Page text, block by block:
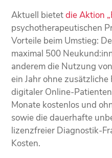
Aktuell bietetdie Aktion
psychotherapeutischen
Vorteile beim Umstieg:
maximal 500
anderem die Nutzung
ein Jahr ohne
digitaler Online-
Monate kostenlos und
sowie die dauerhafte
lizenzfreier Diagnostik-
Kosten.